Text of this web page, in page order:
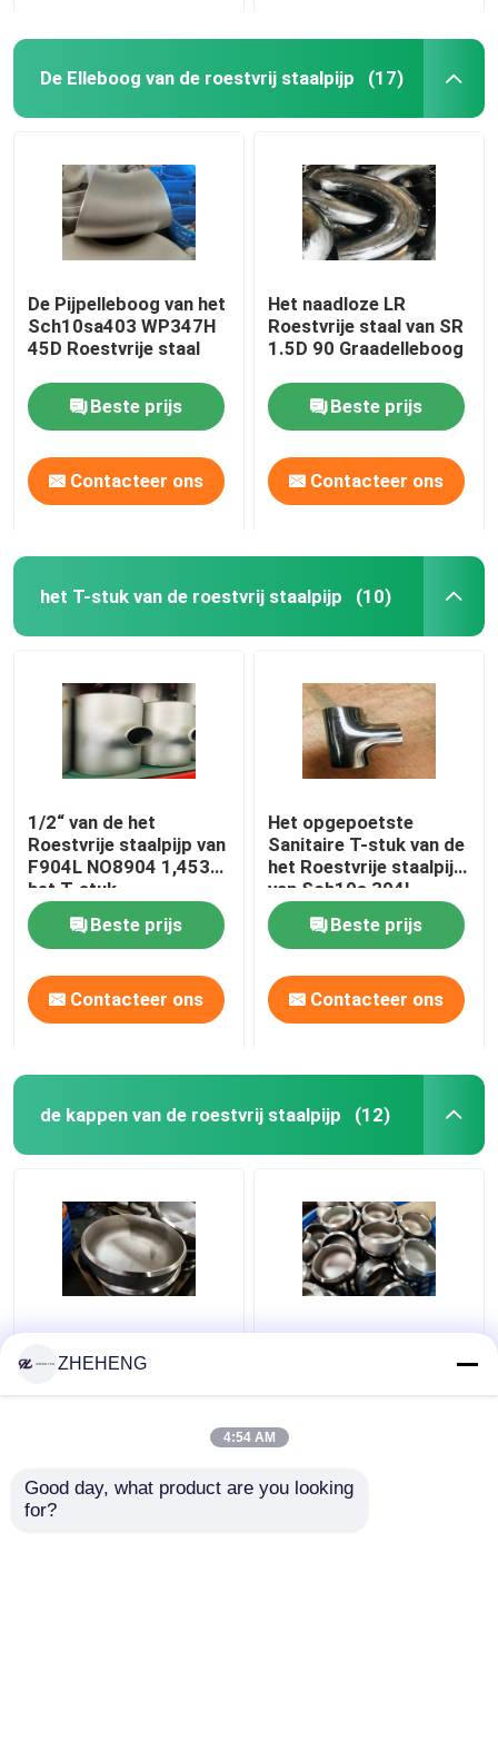
De Elleboog van de roestvrij staalpijp (17)
De Pijpelleboog van het
Sch10sa403 WP347H
45D Roestvrije staal
Beste prijs
Contacteer ons
Het naadloze LR
Roestvrije staal van SR
1.5D 90 Graadelleboog
Beste prijs
Contacteer ons
het T-stuk van de roestvrij staalpijp (10)
1/2“ van de het
Roestvrije staalpijp van
F904L NO8904 1,4539
het T-stuk
Beste prijs
Contacteer ons
Het opgepoetste
Sanitaire T-stuk van de
het Roestvrije staalpijp
van Sch10s 304L
Beste prijs
Contacteer ons
de kappen van de roestvrij staalpijp (12)
De vervaardigde
Kappen van de het
WP904L
duplexlegering SCH10
ZHEHENG
4:54 AM
Good day, what product are you looking
for?